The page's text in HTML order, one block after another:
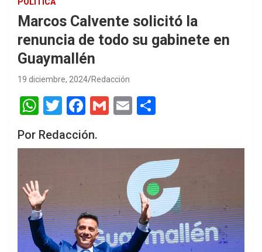
Marcos Calvente solicitó la
renuncia de todo su gabinete en
Guaymallén
19 diciembre, 2024 Redacción
W
h
at
p
p
T
wi
tt
F
a
ce
o
o
k
G
ail
E
ail ar
e
Por Redacción.